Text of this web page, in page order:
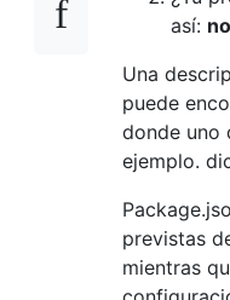
así: no
Una
puede
donde uno
ejemplo.
previstas
mientras